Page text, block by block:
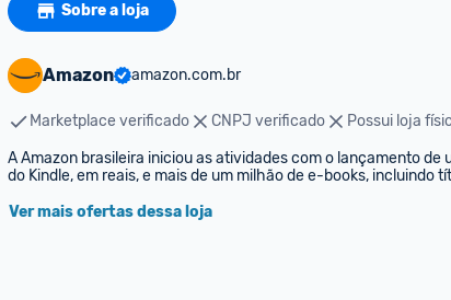
Sobre a loja
Amazon amazon.com.br
Marketplace verificado CNPJ verificado
Possui loja
A Amazon brasileira iniciou as atividades com o lançamento
do Kindle, em reais, e mais de um milhão de e-books, incluindo
Ver mais ofertas dessa loja